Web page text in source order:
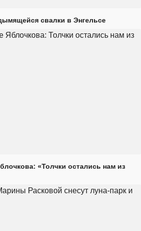
свалки в Энгельсе
«Толчки остались нам из